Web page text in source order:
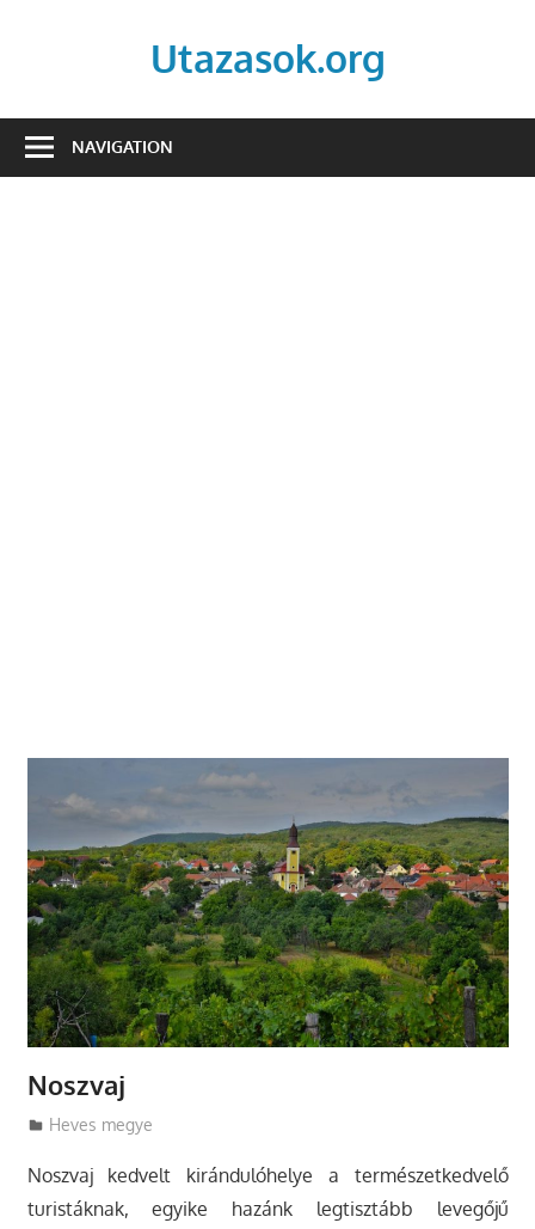
Utazasok.org
NAVIGATION
Noszvaj
Utazasok.org
Heves megye
Noszvaj kedvelt kirándulóhelye a természetkedvelő
turistáknak, egyike hazánk legtisztább levegőjű